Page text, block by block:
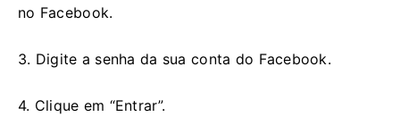
no Facebook.
3. Digite a senha da sua conta do Facebook.
4. Clique em “Entrar”.